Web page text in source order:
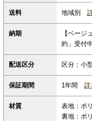
送料 地域別
納期
【ベージ
約」受付
配送区分 区分：小
保証期間 1年間 詳
材質
表地：ポ
裏地：ポ